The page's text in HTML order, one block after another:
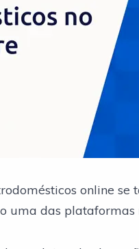
online
uma das